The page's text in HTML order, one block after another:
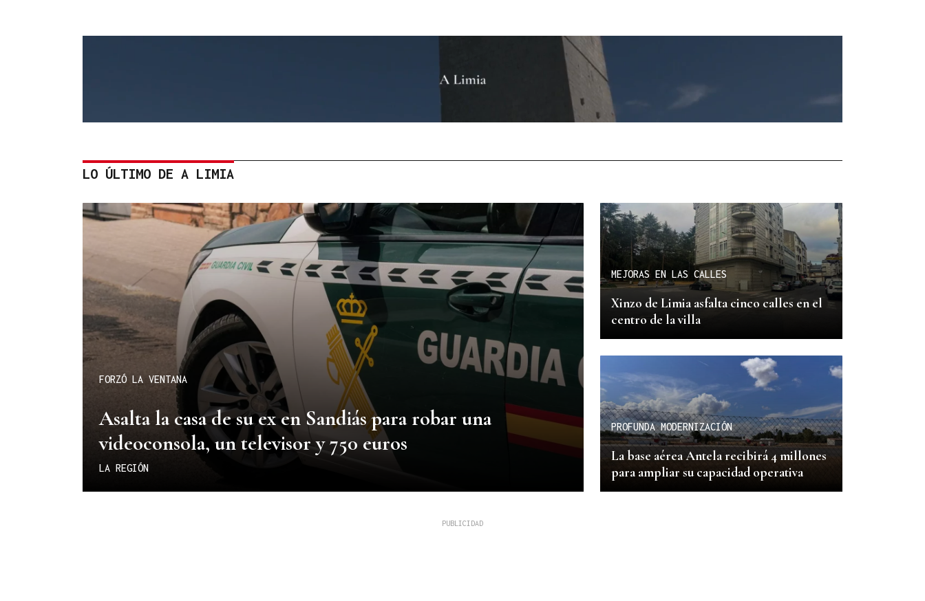
LO ÚLTIMO DE A LIMIA
FORZÓ LA VENTANA
Asalta la casa de su ex en Sandiás para robar una
videoconsola, un televisor y 750 euros
LA REGIÓN
MEJORAS EN LAS CALLES
Xinzo de Limia asfalta cinco calles en el
centro de la villa
PROFUNDA MODERNIZACIÓN
La base aérea Antela recibirá 4 millones
para ampliar su capacidad operativa